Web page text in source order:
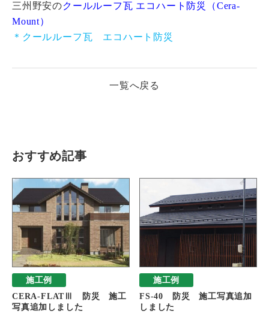
三州野安のクールルーフ瓦 エコハート防災（Cera-
Mount）
＊クールルーフ瓦 エコハート防災
一覧へ戻る
おすすめ記事
施工例
CERA-FLATⅢ 防災 施工
写真追加しました
施工例
FS-40 防災 施工写真追加
しました